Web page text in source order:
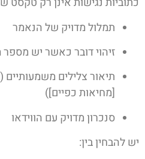
תמלול מדויק של הנאמר
זיהוי דובר כאשר יש
תיאור צלילים
[מחיאות כפיים])
סנכרון מדויק עם הווידאו
יש להבחין בין: